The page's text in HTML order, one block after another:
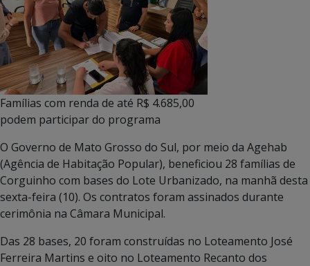
Famílias com renda de até R$ 4.685,00
podem participar do programa
O Governo de Mato Grosso do Sul, por meio da Agehab
(Agência de Habitação Popular), beneficiou 28 famílias de
Corguinho com bases do Lote Urbanizado, na manhã desta
sexta-feira (10). Os contratos foram assinados durante
cerimônia na Câmara Municipal.
Das 28 bases, 20 foram construídas no Loteamento José
Ferreira Martins e oito no Loteamento Recanto dos